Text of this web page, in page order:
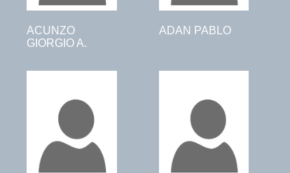
ACUNZO
GIORGIO A.
ADAN PABLO